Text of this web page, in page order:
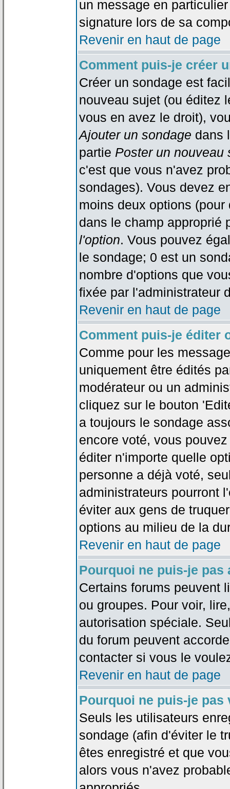
un message en
signature lors de sa
Revenir en haut de page
Comment puis-je créer
Créer un sondage est
nouveau sujet (ou éditez
vous en avez le droit),
Ajouter un sondage dans
partie Poster un nouveau
c'est que vous n'avez
sondages). Vous devez
moins deux options
dans le champ
l'option. Vous pouvez
le sondage; 0 est un
nombre d'options que
fixée par l'administrateur
Revenir en haut de page
Comment puis-je éditer
Comme pour les
uniquement être édités
modérateur ou un
cliquez sur le bouton
a toujours le sondage
encore voté, vous
éditer n'importe quelle
personne a déjà voté,
administrateurs pourront
éviter aux gens de
options au milieu de la
Revenir en haut de page
Pourquoi ne puis-je pas
Certains forums peuvent
ou groupes. Pour voir,
autorisation spéciale.
du forum peuvent
contacter si vous le
Revenir en haut de page
Pourquoi ne puis-je pas
Seuls les utilisateurs
sondage (afin d'éviter le
êtes enregistré et que
alors vous n'avez